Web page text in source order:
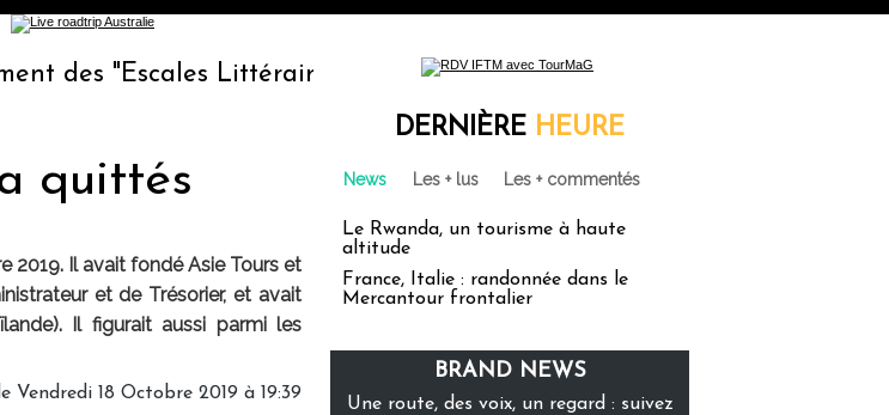
"Escales Littéraires", la première librairie du voyage
quittés
2019. Il avait fondé Asie Tours et
et de Trésorier, et avait
Il figurait aussi parmi les
le Vendredi 18 Octobre 2019 à 19:39
DERNIÈRE HEURE
News Les + lus Les + commentés
Le Rwanda, un tourisme à haute
altitude
France, Italie : randonnée dans le
Mercantour frontalier
BRAND NEWS
Une route, des voix, un regard : suivez